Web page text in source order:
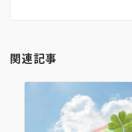
シ
ン
関連記事